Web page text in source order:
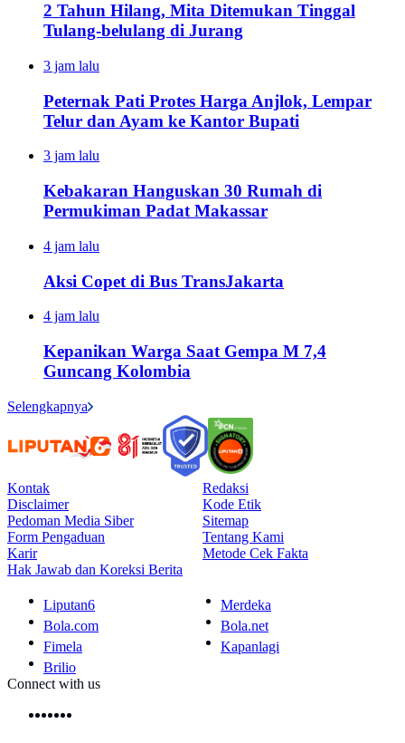
2 Tahun Hilang, Mita Ditemukan Tinggal
Tulang-belulang di Jurang
3 jam lalu
Peternak Pati Protes Harga Anjlok, Lempar
Telur dan Ayam ke Kantor Bupati
3 jam lalu
Kebakaran Hanguskan 30 Rumah di
Permukiman Padat Makassar
4 jam lalu
Aksi Copet di Bus TransJakarta
4 jam lalu
Kepanikan Warga Saat Gempa M 7,4
Guncang Kolombia
Selengkapnya
Kontak
Redaksi
Disclaimer
Kode Etik
Pedoman Media Siber
Sitemap
Form Pengaduan
Tentang Kami
Karir
Metode Cek Fakta
Hak Jawab dan Koreksi Berita
Liputan6
Merdeka
Bola.com
Bola.net
Fimela
Kapanlagi
Brilio
Connect with us